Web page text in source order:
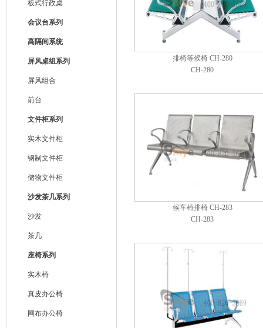
板式行政桌
会议台系列
高隔间系统
屏风桌组系列
屏风组合
前台
文件柜系列
实木文件柜
钢制文件柜
储物文件柜
沙发茶几系列
沙发
茶几
座椅系列
实木椅
真皮办公椅
网布办公椅
排椅等候椅 CH-280
CH-280
候车椅排椅 CH-283
CH-283